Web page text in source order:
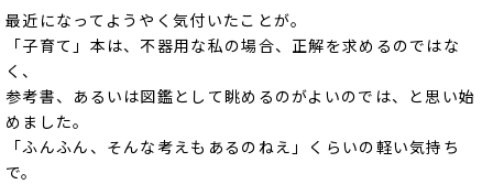
最近になってようやく気付いたことが。
「子育て」本は、不器用な私の場合、正解を求めるのではな
く、
参考書、あるいは図鑑として眺めるのがよいのでは、と思い始
めました。
「ふんふん、そんな考えもあるのねえ」くらいの軽い気持ち
で。